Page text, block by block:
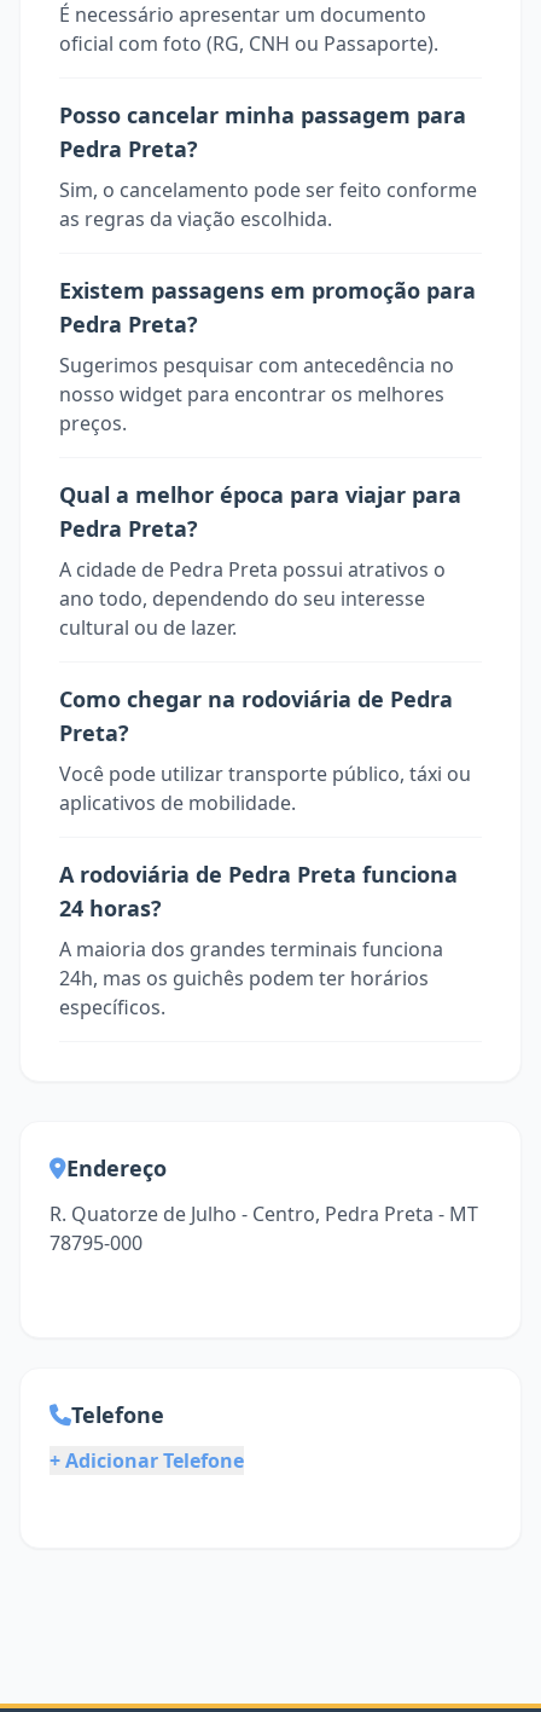
É necessário apresentar um documento
oficial com foto (RG, CNH ou Passaporte).
Posso cancelar minha passagem para
Pedra Preta?
Sim, o cancelamento pode ser feito conforme
as regras da viação escolhida.
Existem passagens em promoção para
Pedra Preta?
Sugerimos pesquisar com antecedência no
nosso widget para encontrar os melhores
preços.
Qual a melhor época para viajar para
Pedra Preta?
A cidade de Pedra Preta possui atrativos o
ano todo, dependendo do seu interesse
cultural ou de lazer.
Como chegar na rodoviária de Pedra
Preta?
Você pode utilizar transporte público, táxi ou
aplicativos de mobilidade.
A rodoviária de Pedra Preta funciona
24 horas?
A maioria dos grandes terminais funciona
24h, mas os guichês podem ter horários
específicos.
Endereço
R. Quatorze de Julho - Centro, Pedra Preta - MT
78795-000
Telefone
+ Adicionar Telefone